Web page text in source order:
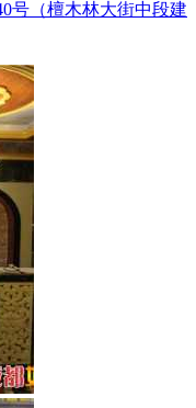
号（檀木林大街中段建